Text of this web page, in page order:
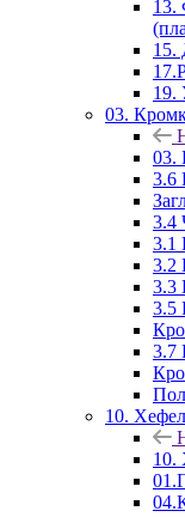
13.
15.
19.
03.
03.
3.6
3.1
3.2
3.3
3.5
3.7
10.
10.